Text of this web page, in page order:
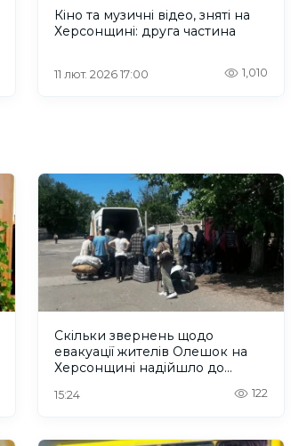
Кіно та музичні відео, зняті на
Херсонщині: друга частина
11 лют. 2026 17:00 1,010
Скільки звернень щодо
евакуації жителів Олешок на
Херсонщині надійшло до
15:24 122